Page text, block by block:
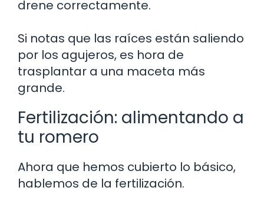
drene correctamente.
Si notas que las raíces están saliendo
por los agujeros, es hora de
trasplantar a una maceta más
grande.
Fertilización: alimentando a
tu romero
Ahora que hemos cubierto lo básico,
hablemos de la fertilización.